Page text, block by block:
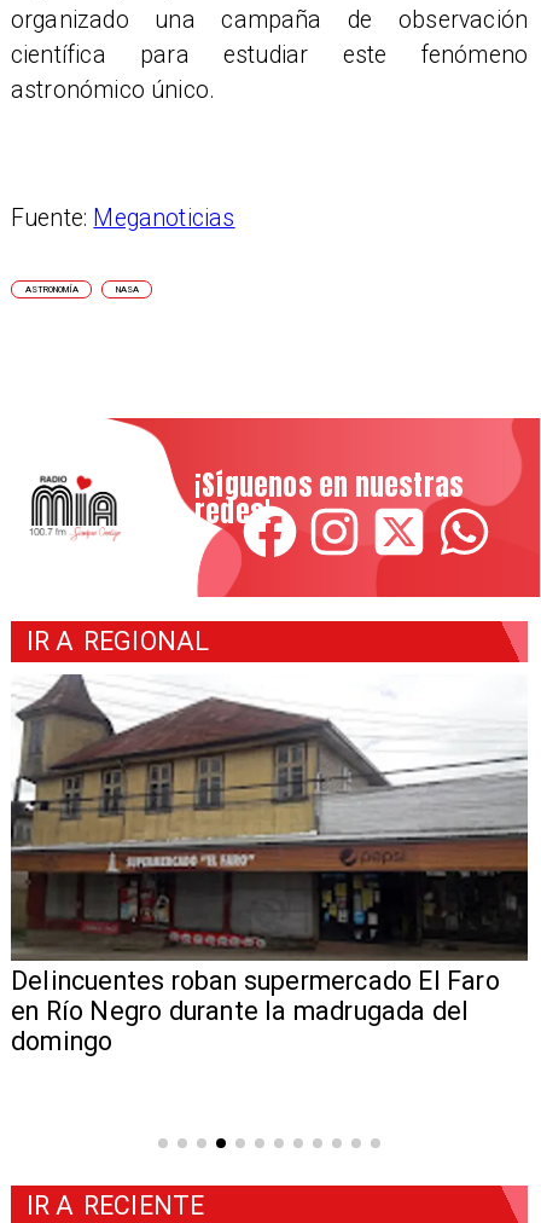
organizado una campaña de observación
científica para estudiar este fenómeno
astronómico único.
Fuente: Meganoticias
ASTRONOMÍA NASA
¡Síguenos en nuestras
redes!
IR A REGIONAL
Delincuentes roban supermercado El Faro
en Río Negro durante la madrugada del
domingo
IR A RECIENTE